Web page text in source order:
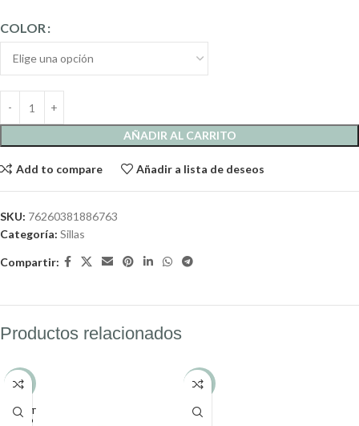
COLOR
AÑADIR AL CARRITO
Add to compare Añadir a lista de deseos
SKU: 76260381886763
Categoría: Sillas
Compartir:
Productos relacionados
-22%
AGOT
ADO
-33%